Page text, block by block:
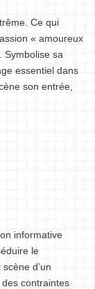
Ce qui
« amoureux
Symbolise sa
essentiel dans
son entrée,
informative
le
d’un
contraintes